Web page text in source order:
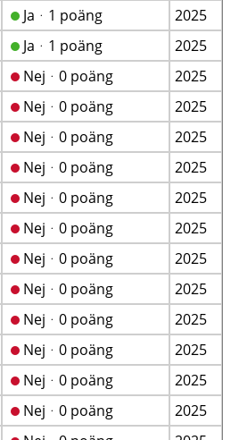
Jaᆞ1 poäng
2025
Jaᆞ1 poäng
2025
Nejᆞ0 poäng
2025
Nejᆞ0 poäng
2025
Nejᆞ0 poäng
2025
Nejᆞ0 poäng
2025
Nejᆞ0 poäng
2025
Nejᆞ0 poäng
2025
Nejᆞ0 poäng
2025
Nejᆞ0 poäng
2025
Nejᆞ0 poäng
2025
Nejᆞ0 poäng
2025
Nejᆞ0 poäng
2025
Nejᆞ0 poäng
2025